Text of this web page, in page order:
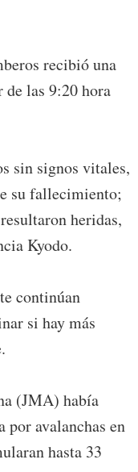
recibió una
de las 9:20 hora
sin signos vitales,
su fallecimiento;
heridas,
Kyodo.
continúan
si hay más
(JMA) había
avalanchas en
hasta 33